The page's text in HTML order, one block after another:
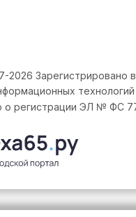
2026 Зарегистрировано
о регистрации ЭЛ № ФС